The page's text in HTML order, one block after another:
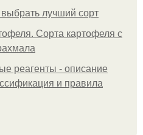
лучший сорт
Сорта картофеля с
реагенты - описание
и правила